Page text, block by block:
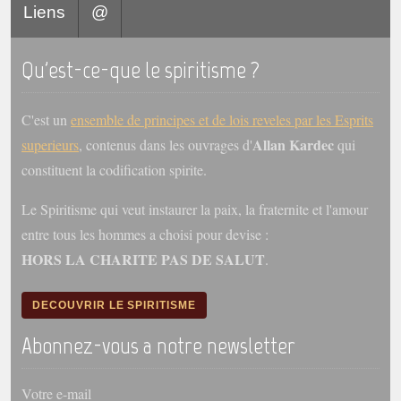
Galerie
Vidéoscope
Filmothèque
Les Illustrés
Vidéos courtes de Divaldo
Liens @
Qu'est-ce-que le spiritisme ?
C'est un ensemble de principes et de lois reveles par les Esprits
superieurs, contenus dans les ouvrages d'Allan Kardecqui
constituent la codification spirite.
Le Spiritisme qui veut instaurer la paix, la fraternite et l'amour
entre tous les hommes a choisi pour devise :
HORS LA CHARITE PAS DE SALUT.
DECOUVRIR LE SPIRITISME
Abonnez-vous a notre newsletter
Votre e-mail